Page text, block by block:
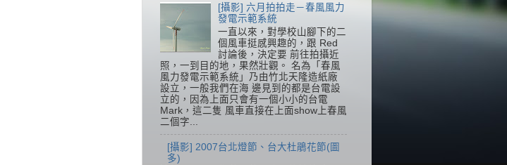
[攝影] 六月拍拍走－春風風力
發電示範系統
一直以來，對學校山腳下的二
個風車挺感興趣的，跟 Red
討論後，決定要 前往拍攝近
照，一到目的地，果然壯觀。 名為「春風
風力發電示範系統」乃由竹北天隆造紙廠
設立，一般我們在海 邊見到的都是台電設
立的，因為上面只會有一個小小的台電
Mark，這二隻 風車直接在上面show上春風
二個字...
[攝影] 2007台北燈節、台大杜鵑花節(圖
多)